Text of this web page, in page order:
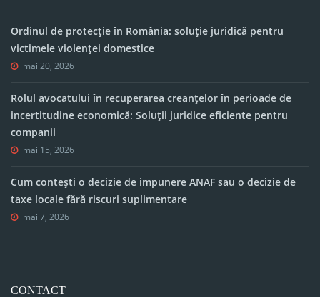
Ordinul de protecție în România: soluție juridică pentru
victimele violenței domestice
mai 20, 2026
Rolul avocatului în recuperarea creanțelor în perioade de
incertitudine economică: Soluții juridice eficiente pentru
companii
mai 15, 2026
Cum contești o decizie de impunere ANAF sau o decizie de
taxe locale fără riscuri suplimentare
mai 7, 2026
CONTACT